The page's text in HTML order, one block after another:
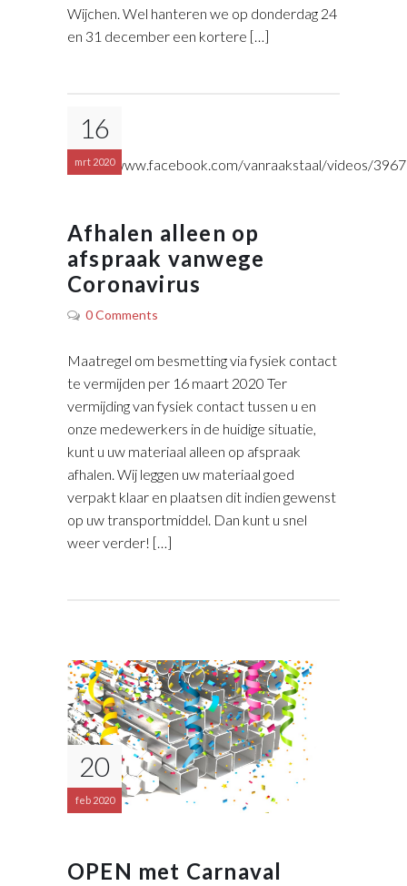
Wijchen. Wel hanteren we op donderdag 24
en 31 december een kortere […]
https://www.facebook.com/vanraakstaal/videos/
16
mrt 2020
Afhalen alleen op
afspraak vanwege
Coronavirus
0 Comments
Maatregel om besmetting via fysiek contact
te vermijden per 16 maart 2020 Ter
vermijding van fysiek contact tussen u en
onze medewerkers in de huidige situatie,
kunt u uw materiaal alleen op afspraak
afhalen. Wij leggen uw materiaal goed
verpakt klaar en plaatsen dit indien gewenst
op uw transportmiddel. Dan kunt u snel
weer verder! […]
20
feb 2020
OPEN met Carnaval